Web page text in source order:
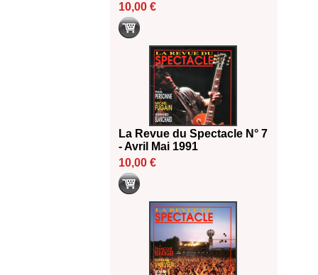
10,00 €
La Revue du Spectacle N° 7
- Avril Mai 1991
10,00 €